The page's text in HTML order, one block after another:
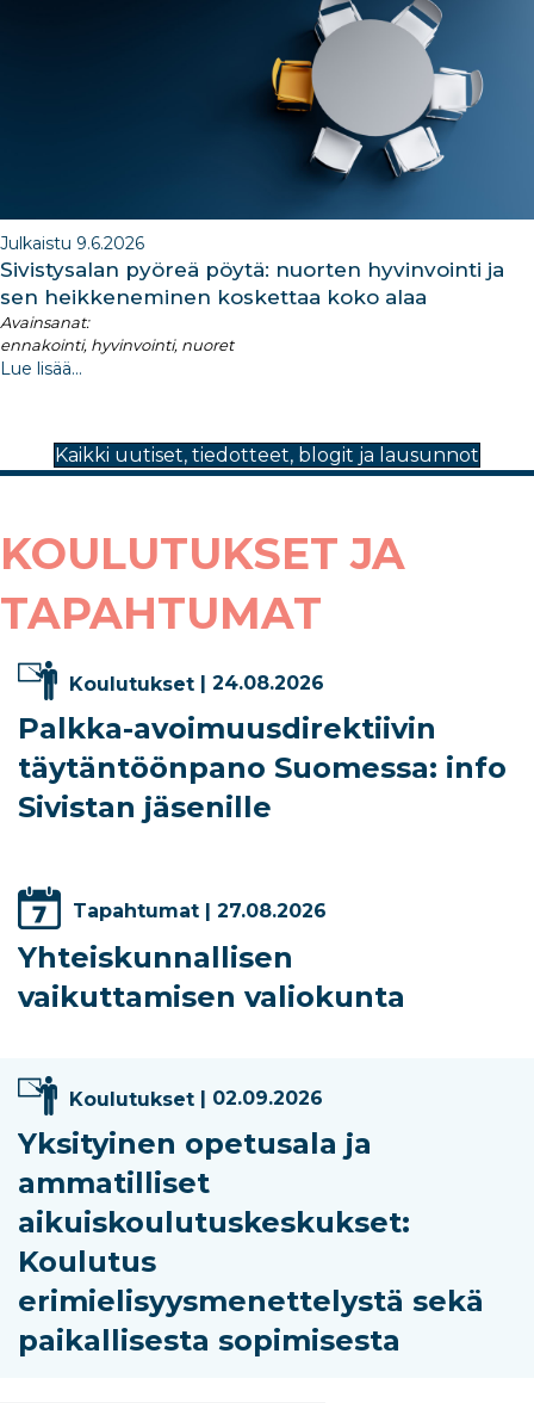
Julkaistu 9.6.2026
Sivistysalan pyöreä pöytä: nuorten hyvinvointi ja
sen heikkeneminen koskettaa koko alaa
Avainsanat:
ennakointi, hyvinvointi, nuoret
Lue lisää...
Kaikki uutiset, tiedotteet, blogit ja lausunnot
KOULUTUKSET JA
TAPAHTUMAT
Koulutukset | 24.08.2026
Palkka-avoimuusdirektiivin
täytäntöönpano Suomessa: info
Sivistan jäsenille
Tapahtumat | 27.08.2026
Yhteiskunnallisen
vaikuttamisen valiokunta
Koulutukset | 02.09.2026
Yksityinen opetusala ja
ammatilliset
aikuiskoulutuskeskukset:
Koulutus
erimielisyysmenettelystä sekä
paikallisesta sopimisesta